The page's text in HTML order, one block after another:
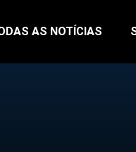
AS NOTÍCIAS